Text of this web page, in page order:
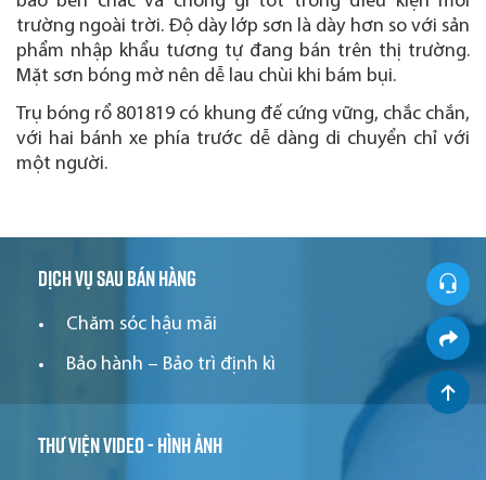
trường ngoài trời. Độ dày lớp sơn là dày hơn so với sản
phẩm nhập khẩu tương tự đang bán trên thị trường.
Mặt sơn bóng mờ nên dễ lau chùi khi bám bụi.
Trụ bóng rổ 801819 có khung đế cứng vững, chắc chắn,
với hai bánh xe phía trước dễ dàng di chuyển chỉ với
một người.
Dịch vụ sau bán hàng
Chăm sóc hậu mãi
Bảo hành – Bảo trì định kì
Thư viện video - hình ảnh